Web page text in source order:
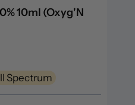
10ml (Oxyg'N
Spectrum